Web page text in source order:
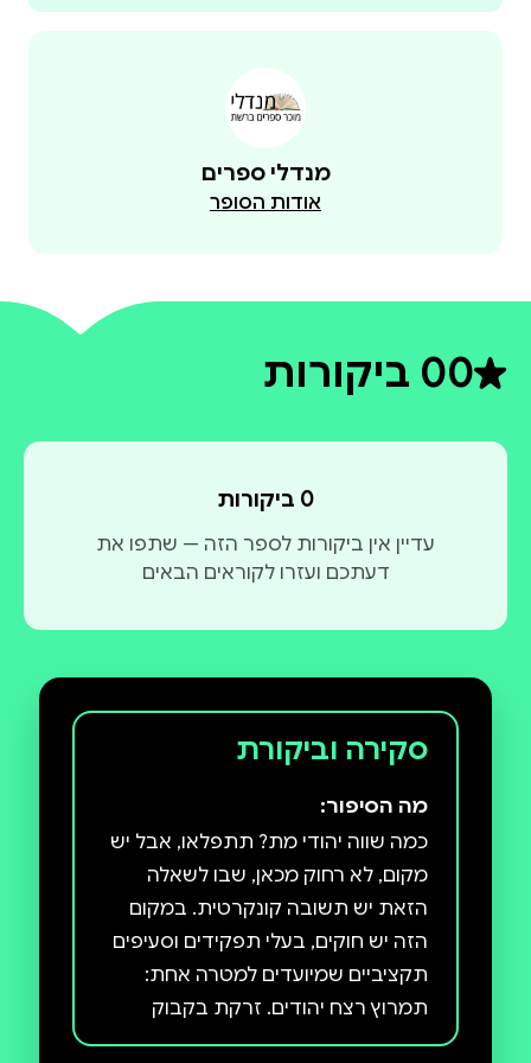
מנדלי ספרים
אודות הסופר
0דירוג ממוצע 0 מתוך 5
0 ביקורות
0 ביקורות
עדיין אין ביקורות לספר הזה — שתפו את
דעתכם ועזרו לקוראים הבאים
סקירה וביקורת
מה הסיפור:
כמה שווה יהודי מת? תתפלאו, אבל יש
מקום, לא רחוק מכאן, שבו לשאלה
הזאת יש תשובה קונקרטית. במקום
הזה יש חוקים, בעלי תפקידים וסעיפים
תקציביים שמיועדים למטרה אחת:
תמרוץ רצח יהודים. זרקת בקבוק
תבערה על מכונית, אך היהודים חזרו